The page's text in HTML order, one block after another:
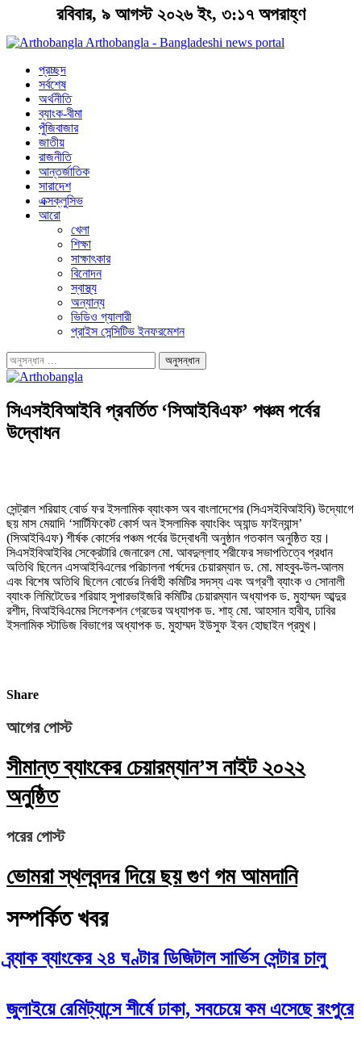
রবিবার, ৯ আগস্ট ২০২৬ ইং, ৩:১৭ অপরাহ্ণ
Arthobangla - Bangladeshi news portal
প্রচ্ছদ
সর্বশেষ
অর্থনীতি
ব্যাংক-বীমা
পুঁজিবাজার
জাতীয়
রাজনীতি
আন্তর্জাতিক
সারাদেশ
এক্সক্লুসিভ
আরো
খেলা
শিক্ষা
সাক্ষাৎকার
বিনোদন
স্বাস্থ্য
অন্যান্য
ভিডিও গ্যালারী
প্রাইস সেন্সিটিভ ইনফরমেশন
সিএসইবিআইবি প্রবর্তিত ‘সিআইবিএফ’ পঞ্চম পর্বের
উদ্বোধন
সেন্ট্রাল শরিয়াহ বোর্ড ফর ইসলামিক ব্যাংকস অব বাংলাদেশের (সিএসইবিআইবি) উদ্যোগে
ছয় মাস মেয়াদি ‘সার্টিফিকেট কোর্স অন ইসলামিক ব্যাংকিং অ্যান্ড ফাইন্যান্স’
(সিআইবিএফ) শীর্ষক কোর্সের পঞ্চম পর্বের উদ্বোধনী অনুষ্ঠান গতকাল অনুষ্ঠিত হয়।
সিএসইবিআইবির সেক্রেটারি জেনারেল মো. আবদুল্লাহ শরীফের সভাপতিত্বে প্রধান
অতিথি ছিলেন এসআইবিএলের পরিচালনা পর্ষদের চেয়ারম্যান ড. মো. মাহবুব-উল-আলম
এবং বিশেষ অতিথি ছিলেন বোর্ডের নির্বাহী কমিটির সদস্য এবং অগ্রণী ব্যাংক ও সোনালী
ব্যাংক লিমিটেডের শরিয়াহ সুপারভাইজরি কমিটির চেয়ারম্যান অধ্যাপক ড. মুহাম্মদ আব্দুর
রশীদ, বিআইবিএমের সিলেকশন গ্রেডের অধ্যাপক ড. শাহ্ মো. আহসান হাবীব, ঢাবির
ইসলামিক স্টাডিজ বিভাগের অধ্যাপক ড. মুহাম্মদ ইউসুফ ইবন হোছাইন প্রমুখ।
Share
আগের পোস্ট
সীমান্ত ব্যাংকের চেয়ারম্যান’স নাইট ২০২২
অনুষ্ঠিত
পরের পোস্ট
ভোমরা স্থলবন্দর দিয়ে ছয় গুণ গম আমদানি
সম্পর্কিত খবর
ব্র্যাক ব্যাংকের ২৪ ঘণ্টার ডিজিটাল সার্ভিস সেন্টার চালু
জুলাইয়ে রেমিট্যান্সে শীর্ষে ঢাকা, সবচেয়ে কম এসেছে রংপুরে